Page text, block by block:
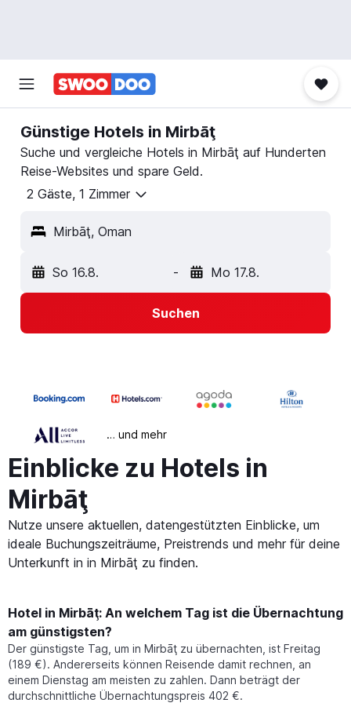
Günstige Hotels in Mirbāţ
Suche und vergleiche Hotels in Mirbāţ auf Hunderten
Reise-Websites und spare Geld.
2 Gäste, 1 Zimmer
Mirbāţ, Oman
So 16.8. - Mo 17.8.
Suchen
… und mehr
Einblicke zu Hotels in
Mirbāţ
Nutze unsere aktuellen, datengestützten Einblicke, um
ideale Buchungszeiträume, Preistrends und mehr für deine
Unterkunft in in Mirbāţ zu finden.
Hotel in Mirbāţ: An welchem Tag ist die Übernachtung
am günstigsten?
Der günstigste Tag, um in Mirbāţ zu übernachten, ist Freitag
(189 €). Andererseits können Reisende damit rechnen, an
einem Dienstag am meisten zu zahlen. Dann beträgt der
durchschnittliche Übernachtungspreis 402 €.